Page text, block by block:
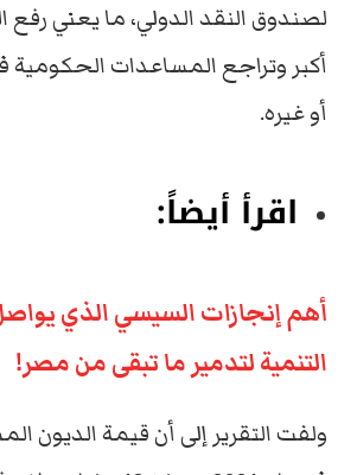
لصندوق النقد الدولي، ما يعني
أكبر وتراجع المساعدات
أو غيره.
اقرأ أيضاً:
أهم إنجازات السيسي الذي
التنمية لتدمير ما تبقى من مصر!
ولفت التقرير إلى أن قيمة الديون